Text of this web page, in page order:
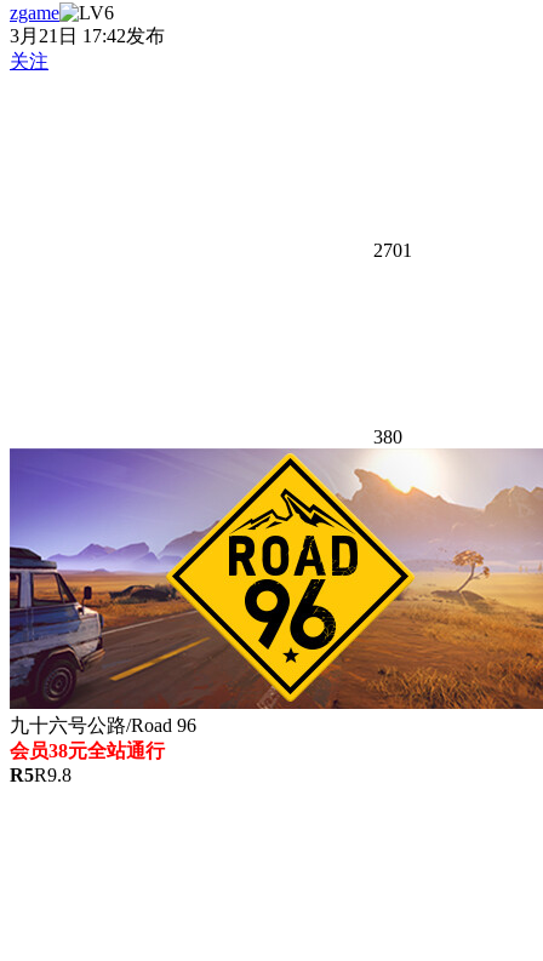
zgame
3月21日 17:42发布
关注
2701
380
九十六号公路/Road 96
会员38元全站通行
R5R9.8